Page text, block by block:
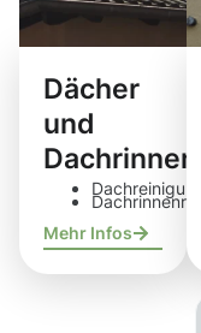
Dächer
und
Dachrinnen
Dachreinigung
Mehr Infos